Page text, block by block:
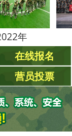
在线报名
营员投票